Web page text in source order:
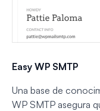
Easy WP SMTP
Una base de
WP SMTP asegura